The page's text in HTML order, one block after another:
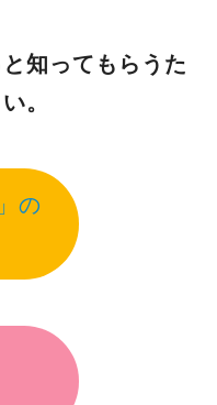
知ってもらうた
。
の